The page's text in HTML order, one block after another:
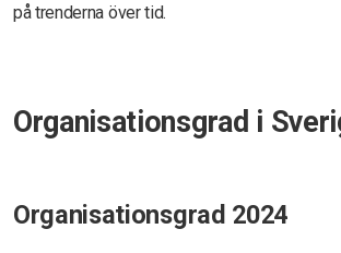
på trenderna över tid.
Organisationsgrad i
Organisationsgrad 2024